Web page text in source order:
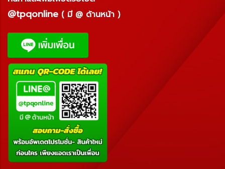
@tpqonline ( มี @ ด้านหน้า )